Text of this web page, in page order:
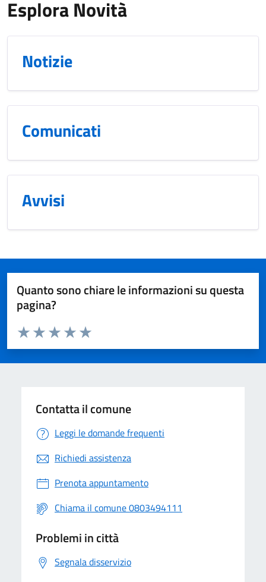
Esplora Novità
Notizie
Comunicati
Avvisi
Quanto sono chiare le informazioni su questa
pagina?
Valuta da 1 a 5 stelle la pagina
Valuta 5 stelle su 5
Valuta 4 stelle su 5
Valuta 3 stelle su 5
Valuta 2 stelle su 5
Valuta 1 stelle su 5
Contatta il comune
Leggi le domande frequenti
Richiedi assistenza
Prenota appuntamento
Chiama il comune 0803494111
Problemi in città
Segnala disservizio